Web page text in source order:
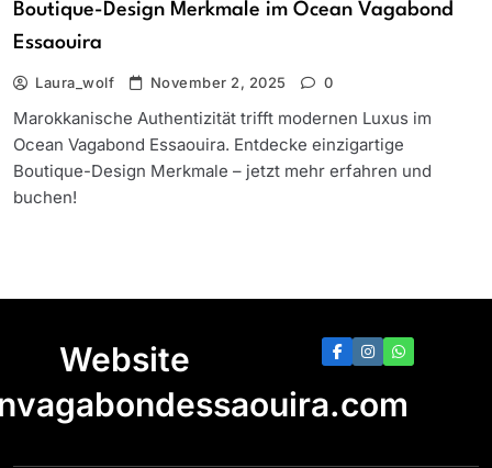
Boutique-Design Merkmale im Ocean Vagabond
Essaouira
Laura_wolf November 2, 2025 0
Marokkanische Authentizität trifft modernen Luxus im
Ocean Vagabond Essaouira. Entdecke einzigartige
Boutique-Design Merkmale – jetzt mehr erfahren und
buchen!
Website